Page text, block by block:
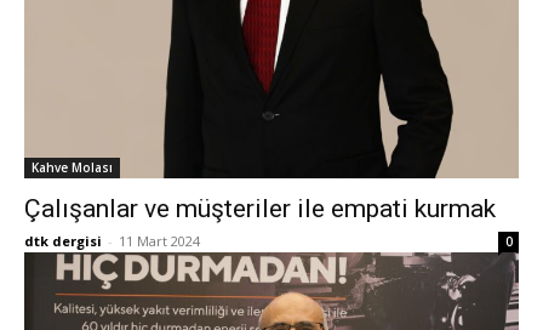
Kahve Molası
Çalışanlar ve müşteriler ile empati kurmak
dtk dergisi - 11 Mart 2024 0